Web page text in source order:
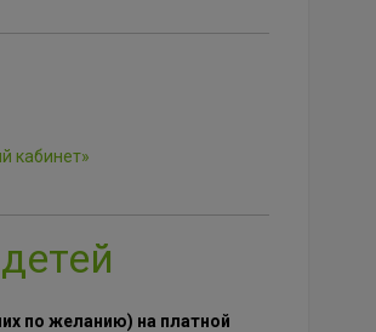
кабинет»
по желанию) на платной